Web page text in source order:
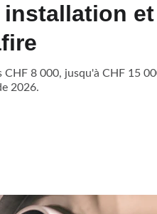
installation et
CHF 8 000, jusqu'à CHF 15
2026.